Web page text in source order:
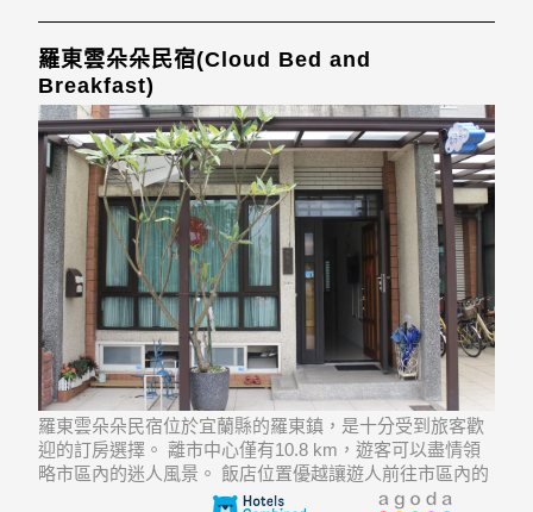
羅東雲朵朵民宿(Cloud Bed and
Breakfast)
羅東雲朵朵民宿位於宜蘭縣的羅東鎮，是十分受到旅客歡
迎的訂房選擇。 離市中心僅有10.8 km，遊客可以盡情領
略市區內的迷人風景。 飯店位置優越讓遊人前往市區內的
熱門景點變得方便快捷。